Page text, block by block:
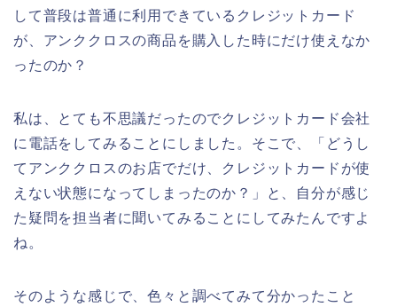
して普段は普通に利用できているクレジットカード
が、アンククロスの商品を購入した時にだけ使えなか
ったのか？
私は、とても不思議だったのでクレジットカード会社
に電話をしてみることにしました。そこで、「どうし
てアンククロスのお店でだけ、クレジットカードが使
えない状態になってしまったのか？」と、自分が感じ
た疑問を担当者に聞いてみることにしてみたんですよ
ね。
そのような感じで、色々と調べてみて分かったこと